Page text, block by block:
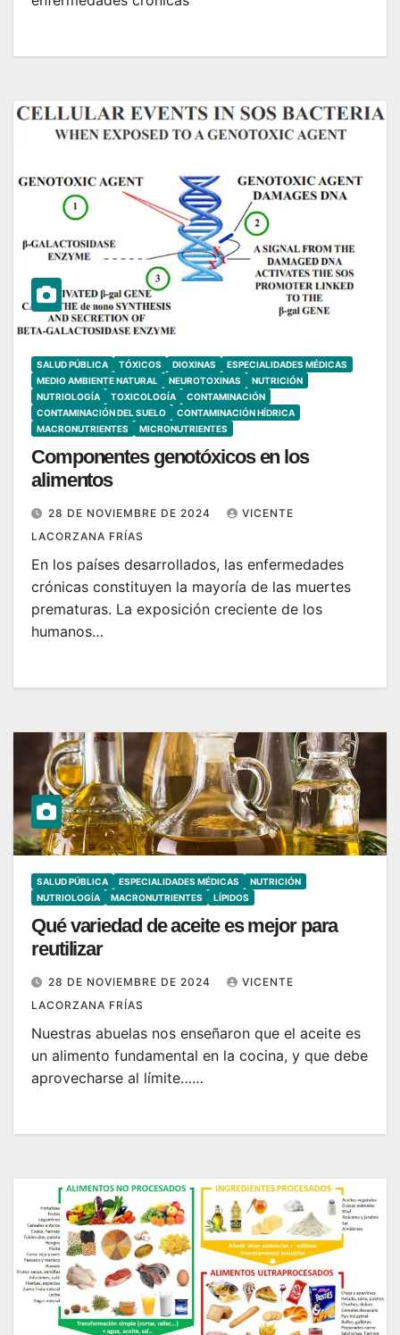
SALUD PÚBLICA TÓXICOS DIOXINAS
ESPECIALIDADES MÉDICAS
MEDIO AMBIENTE NATURAL
NEUROTOXINAS
NUTRICIÓN
NUTRIOLOGÍA
TOXICOLOGÍA
CONTAMINACIÓN
CONTAMINACIÓN DEL SUELO
CONTAMINACIÓN HÍDRICA
MACRONUTRIENTES
MICRONUTRIENTES
Componentes genotóxicos en los
alimentos
28 DE NOVIEMBRE DE 2024
VICENTE
LACORZANA FRÍAS
En los países desarrollados, las enfermedades
crónicas constituyen la mayoría de las muertes
prematuras. La exposición creciente de los
humanos…
SALUD PÚBLICA ESPECIALIDADES MÉDICAS
NUTRICIÓN
NUTRIOLOGÍA
MACRONUTRIENTES LÍPIDOS
Qué variedad de aceite es mejor para
reutilizar
28 DE NOVIEMBRE DE 2024
VICENTE
LACORZANA FRÍAS
Nuestras abuelas nos enseñaron que el aceite es
un alimento fundamental en la cocina, y que debe
aprovecharse al límite……